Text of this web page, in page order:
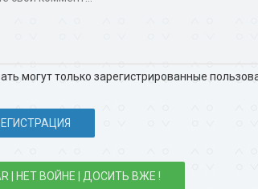
могут только зарегистрированные
| НЕТ ВОЙНЕ | ДОСИТЬ ВЖЕ !